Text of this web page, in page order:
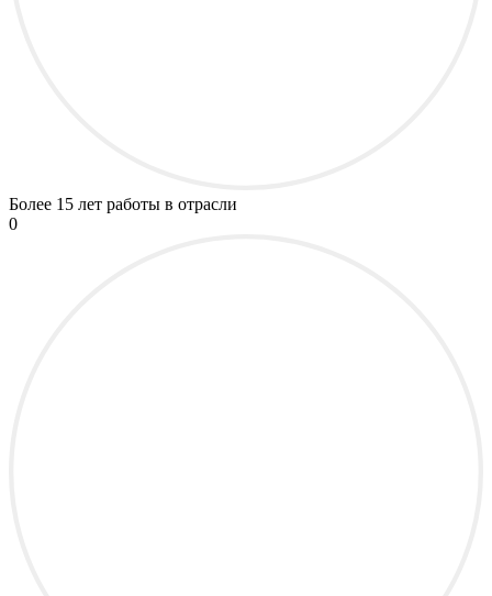
Более 15 лет работы в отрасли
0